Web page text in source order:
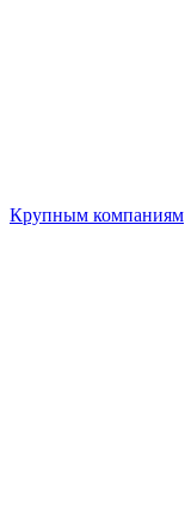
Крупным компаниям